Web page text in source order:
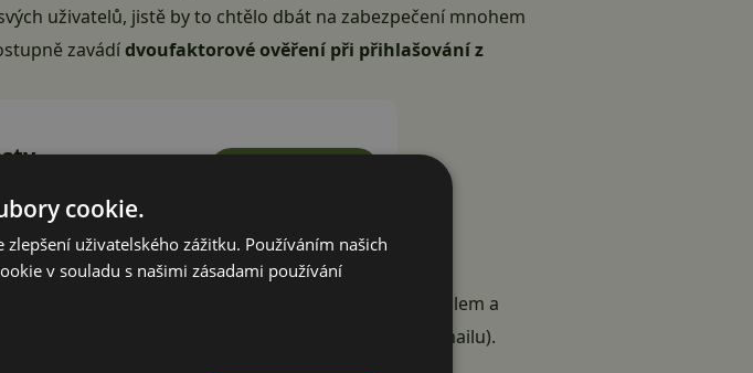
uživatelů, jistě by to chtělo dbát na zabezpečení mnohem
zavádídvoufaktorové ověření při přihlašování z
že se přihlásíte svým uživatelským jménem a heslem a
kód (typicky prostřednictvím SMS nebo e-mailu).
cookie.
uživatelského zážitku. Používáním našich
v souladu s našimi zásadami používání